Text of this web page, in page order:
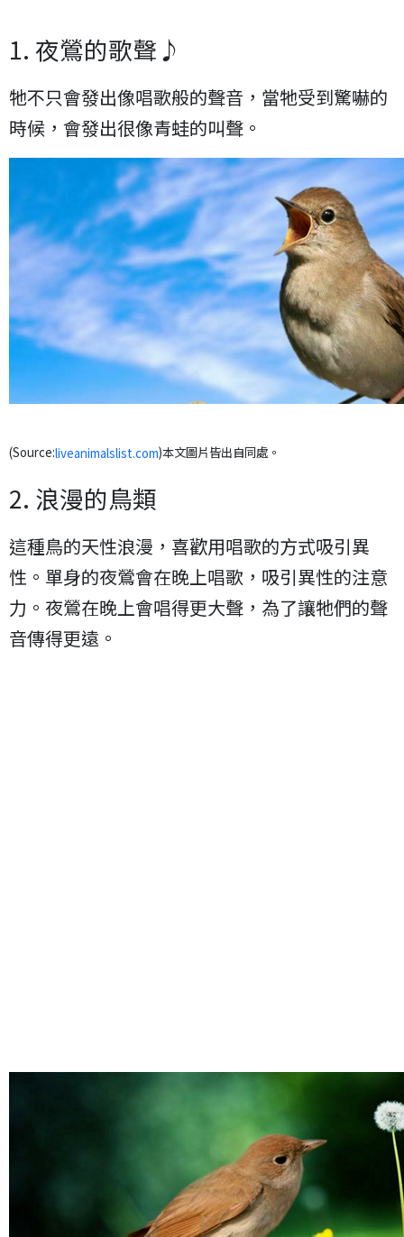
1. 夜鶯的歌聲♪
牠不只會發出像唱歌般的聲音，當牠受到驚嚇的
時候，會發出很像青蛙的叫聲。
(Source:liveanimalslist.com)本文圖片皆出自同處。
2. 浪漫的鳥類
這種鳥的天性浪漫，喜歡用唱歌的方式吸引異
性。單身的夜鶯會在晚上唱歌，吸引異性的注意
力。夜鶯在晚上會唱得更大聲，為了讓牠們的聲
音傳得更遠。